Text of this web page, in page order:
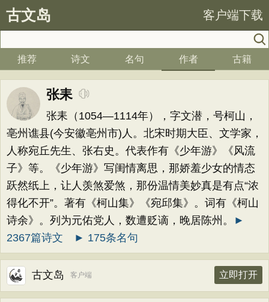
古文岛 客户端下载
推荐 诗文 名句 作者 古籍
张耒
张耒（1054—1114年），字文潜，号柯山，
亳州谯县(今安徽亳州市)人。北宋时期大臣、文学家，
人称宛丘先生、张右史。代表作有《少年游》《风流
子》等。《少年游》写闺情离思，那娇羞少女的情态
跃然纸上，让人羡煞爱煞，那份温情美妙真是有点“浓
得化不开”。著有《柯山集》《宛邱集》。词有《柯山
诗余》。列为元佑党人，数遭贬谪，晚居陈州。
►
2367篇诗文
► 175条名句
古文岛 客户端 立即打开